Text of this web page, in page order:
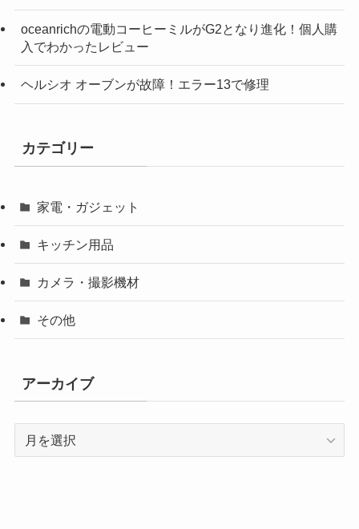
oceanrichの電動コーヒーミルがG2となり進化！個人購
入でわかったレビュー
ヘルシオ オーブンが故障！エラー13で修理
カテゴリー
家電・ガジェット
キッチン用品
カメラ・撮影機材
その他
アーカイブ